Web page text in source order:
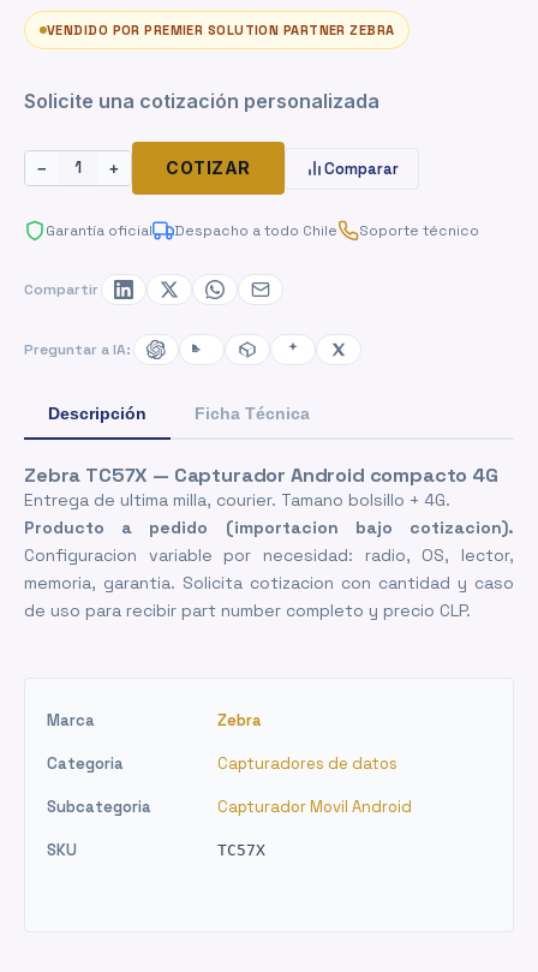
VENDIDO POR PREMIER SOLUTION PARTNER ZEBRA
Solicite una cotización personalizada
− 1 + COTIZAR Comparar
Garantía oficial Despacho a todo Chile Soporte técnico
Compartir
Preguntar a IA:
Descripción Ficha Técnica
Zebra TC57X — Capturador Android compacto 4G
Entrega de ultima milla, courier. Tamano bolsillo + 4G.
Producto a pedido (importacion bajo cotizacion).
Configuracion variable por necesidad: radio, OS, lector,
memoria, garantia. Solicita cotizacion con cantidad y caso
de uso para recibir part number completo y precio CLP.
Marca Zebra
Categoria Capturadores de datos
Subcategoria Capturador Movil Android
SKU TC57X